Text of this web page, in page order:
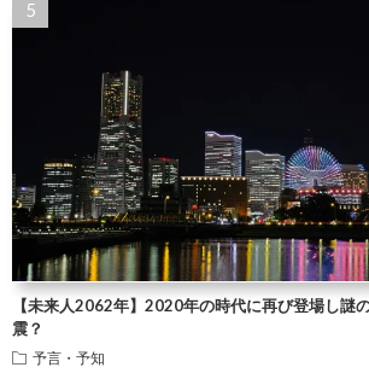
【未来人2062年】2020年の時代に再び登場し謎
震？
予言・予知